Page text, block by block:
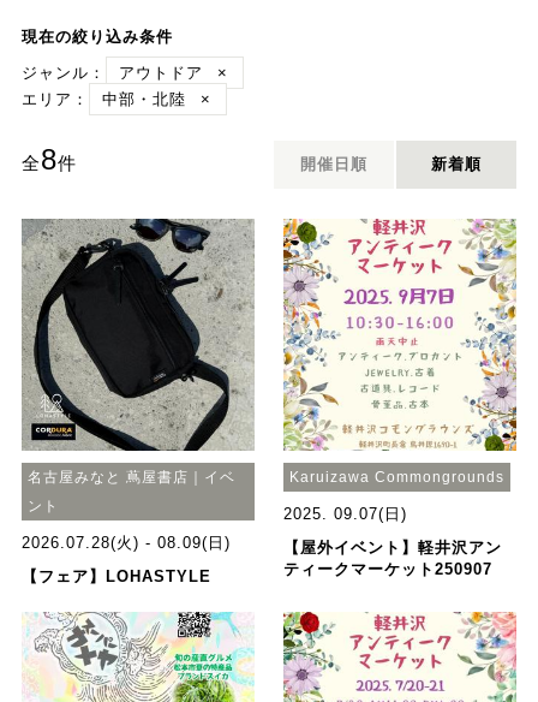
現在の絞り込み条件
ジャンル：
アウトドア
×
エリア：
中部・北陸 ×
全8件 開催日順 新着順
名古屋みなと 蔦屋書店｜イベ
ント
2026.07.28(火) - 08.09(日)
【フェア】LOHASTYLE
Karuizawa Commongrounds
2025. 09.07(日)
【屋外イベント】軽井沢アン
ティークマーケット250907